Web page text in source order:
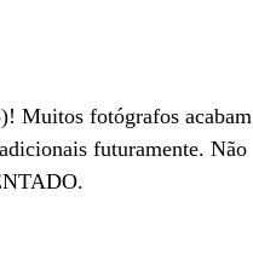
Muitos fotógrafos acabam
futuramente. Não